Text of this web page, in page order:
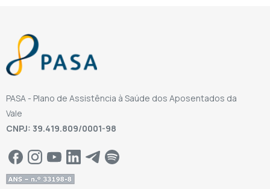
PASA - Plano de Assistência à Saúde dos Aposentados da
Vale
CNPJ: 39.419.809/0001-98